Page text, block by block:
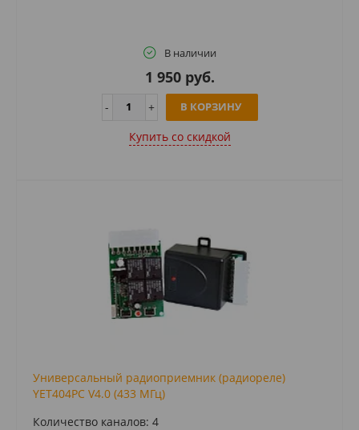
В наличии
1 950 руб.
В КОРЗИНУ
Купить cо скидкой
Универсальный радиоприемник (радиореле)
YET404PC V4.0 (433 МГц)
Количество каналов: 4